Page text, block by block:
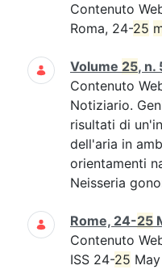
Contenuto
Roma, 24-25
Volume 25, n.
Contenuto
Notiziario.
risultati di
dell'aria in
orientamenti
Neisseria
Rome, 24-25
Contenuto
ISS 24-25